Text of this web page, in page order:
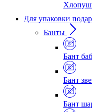
Для упаковки
Банты
Бант
Бант
Бант